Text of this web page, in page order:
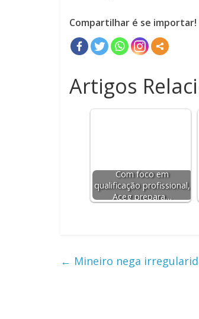
Compartilhar é se importar!
Artigos
Com foco em
qualificação profissional,
Aceg prepara…
← Mineiro nega